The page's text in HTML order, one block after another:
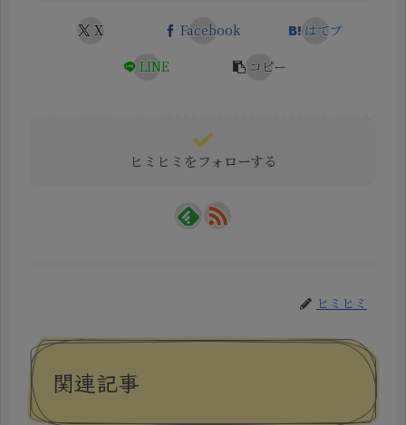
X Facebook
はてブ
LINE
コピー
ヒミヒミをフォローする
ヒミヒミ
関連記事